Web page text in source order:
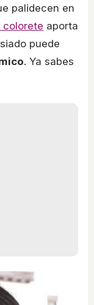
palidecen en
colorete aporta
puede
. Ya sabes